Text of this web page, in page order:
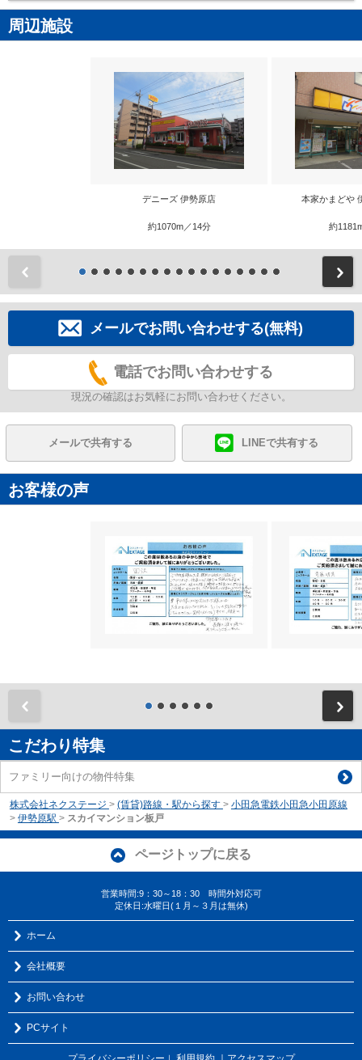
周辺施設
デニーズ 伊勢原店
約1070m／14分
本家かまどや
約
メールでお問い合わせする(無料)
電話でお問い合わせする
現況の確認はお気軽にお問い合わせください。
メールで共有する LINEで共有する
お客様の声
こだわり特集
ファミリー向けの物件特集
株式会社ネクステージ > (賃貸)路線・駅から探す > 小田急電鉄小田急小田原線
> 伊勢原駅 > スカイマンション板戸
ページトップに戻る
営業時間:9：30～18：30 時間外対応可
定休日:水曜日(１月～３月は無休)
ホーム
会社概要
お問い合わせ
PCサイト